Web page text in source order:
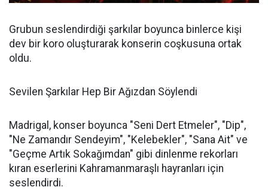
Grubun seslendirdiği şarkılar boyunca binlerce kişi
dev bir koro oluşturarak konserin coşkusuna ortak
oldu.
Sevilen Şarkılar Hep Bir Ağızdan Söylendi
Madrigal, konser boyunca "Seni Dert Etmeler", "Dip",
"Ne Zamandır Sendeyim", "Kelebekler", "Sana Ait" ve
"Geçme Artık Sokağımdan" gibi dinlenme rekorları
kıran eserlerini Kahramanmaraşlı hayranları için
seslendirdi.